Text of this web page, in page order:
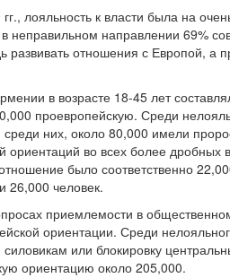
лояльность к власти была на
неправильном направлении 69%
отношения с Европой, а
в возрасте 18-45 лет
проевропейскую. Среди
них, около 80,000 имели
во всех более дробных
было соответственно
26,000 человек.
приемлемости в
ориентации. Среди
или блокировку
ориентацию около 205,000.